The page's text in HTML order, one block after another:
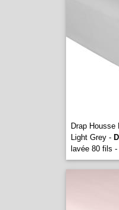
Drap Housse
Light Grey -
lavée 80 fils